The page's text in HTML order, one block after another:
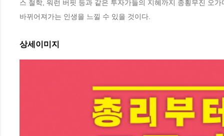
스 철학, 워런 버핏 등과 같은 투자가들의 지혜까지 종횡무진 오
바뀌어져가는 인생을 느낄 수 있을 것이다.
상세이미지